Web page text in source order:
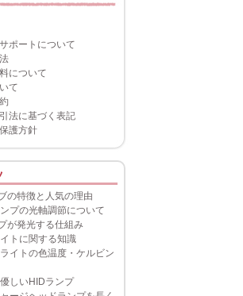
ポートについて
について
て
法に基づく表記
護方針
の特徴と人気の理由
プの光軸調節について
が発光する仕組み
トに関する知識
イトの色温度・ケルビン
しいHIDランプ